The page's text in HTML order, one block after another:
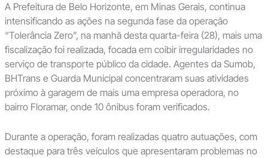
A Prefeitura de Belo Horizonte, em Minas Gerais, continua
intensificando as ações na segunda fase da operação
“Tolerância Zero”, na manhã desta quarta-feira (28), mais uma
fiscalização foi realizada, focada em coibir irregularidades no
serviço de transporte público da cidade. Agentes da Sumob,
BHTrans e Guarda Municipal concentraram suas atividades
próximo à garagem de mais uma empresa operadora, no
bairro Floramar, onde 10 ônibus foram verificados.
Durante a operação, foram realizadas quatro autuações, com
destaque para três veículos que apresentaram problemas no